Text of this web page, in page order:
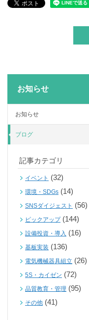
お知らせ
お知らせ
ブログ
記事カテゴリ
イベント (32)
環境・SDGs (14)
SNSダイジェスト (56)
ピックアップ(144)
設備投資・導入 (16)
基板実装 (136)
電気機械器具組立 (26)
5S・カイゼン (72)
品質教育・管理 (95)
その他 (41)